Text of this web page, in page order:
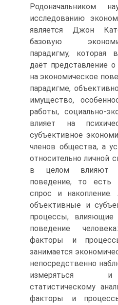
Родоначальником
исследованию
является Джон
базовую
парадигму,
даёт представление
на экономическое
парадигме,
имущество,
работы, социально-
влияет на
субъективное
членов общества, а
относительно личной
в целом влияют
поведение, то есть
спрос и накопление.
объективные и
процессы, влияющие
поведение
факторы и
занимается
непосредственно
измеряться и
статистическому
факторы и